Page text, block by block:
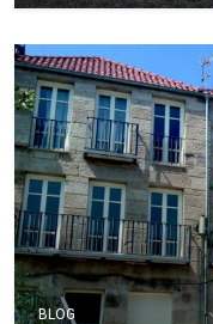
BLOG